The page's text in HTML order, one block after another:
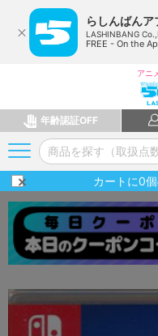
らしんばんア
LASHINBANG
FREE - On the
アニ
年齢認証OFF
カートに0